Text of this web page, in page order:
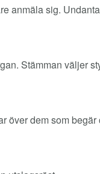
anmäla sig.
Stämman väljer
över dem som begär